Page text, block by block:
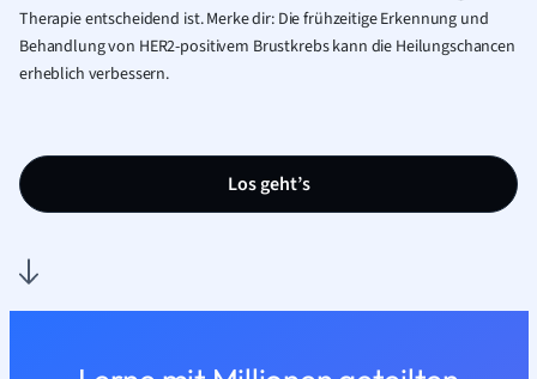
Therapie entscheidend ist. Merke dir: Die frühzeitige Erkennung und
Behandlung von HER2-positivem Brustkrebs kann die Heilungschancen
erheblich verbessern.
Los geht’s